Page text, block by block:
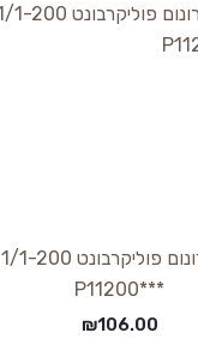
גסטרונום פוליקרבונט 1/1-200
***P11200
₪106.00